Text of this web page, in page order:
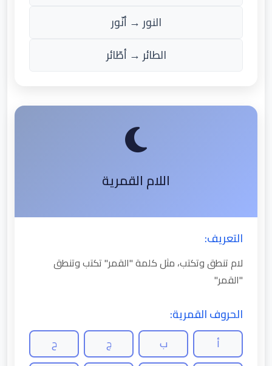
النور → أنّور
الطائر → أطّائر
اللام القمرية
التعريف:
لام تنطق وتكتب، مثل كلمة "القمر" تكتب وتنطق
"القمر"
الحروف القمرية:
أ ب ج
ح